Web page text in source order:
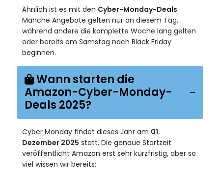
Ähnlich ist es mit den Cyber-Monday-Deals:
Manche Angebote gelten nur an diesem Tag,
während andere die komplette Woche lang gelten
oder bereits am Samstag nach Black Friday
beginnen.
Wann starten die
Amazon-Cyber-Monday-
Deals 2025?
Cyber Monday findet dieses Jahr am 01.
Dezember 2025 statt. Die genaue Startzeit
veröffentlicht Amazon erst sehr kurzfristig, aber so
viel wissen wir bereits: